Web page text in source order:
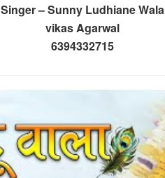
Singer – Sunny Ludhiane Wala
vikas Agarwal
6394332715